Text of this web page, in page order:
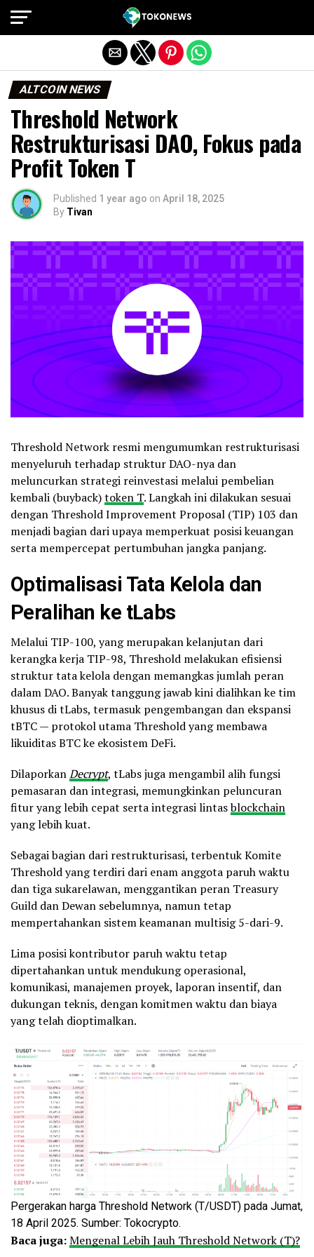
ALTCOIN NEWS
Threshold Network
Restrukturisasi DAO, Fokus pada
Profit Token T
Published 1 year ago on April 18, 2025
By Tivan
Threshold Network resmi mengumumkan restrukturisasi
menyeluruh terhadap struktur DAO-nya dan
meluncurkan strategi reinvestasi melalui pembelian
kembali (buyback)token T. Langkah ini dilakukan sesuai
dengan Threshold Improvement Proposal (TIP) 103 dan
menjadi bagian dari upaya memperkuat posisi keuangan
serta mempercepat pertumbuhan jangka panjang.
Optimalisasi Tata Kelola dan
Peralihan ke tLabs
Melalui TIP-100, yang merupakan kelanjutan dari
kerangka kerja TIP-98, Threshold melakukan efisiensi
struktur tata kelola dengan memangkas jumlah peran
dalam DAO. Banyak tanggung jawab kini dialihkan ke tim
khusus di tLabs, termasuk pengembangan dan ekspansi
tBTC — protokol utama Threshold yang membawa
likuiditas BTC ke ekosistem DeFi.
DilaporkanDecrypt, tLabs juga mengambil alih fungsi
pemasaran dan integrasi, memungkinkan peluncuran
fitur yang lebih cepat serta integrasi lintasblockchain
yang lebih kuat.
Sebagai bagian dari restrukturisasi, terbentuk Komite
Threshold yang terdiri dari enam anggota paruh waktu
dan tiga sukarelawan, menggantikan peran Treasury
Guild dan Dewan sebelumnya, namun tetap
mempertahankan sistem keamanan multisig 5-dari-9.
Lima posisi kontributor paruh waktu tetap
dipertahankan untuk mendukung operasional,
komunikasi, manajemen proyek, laporan insentif, dan
dukungan teknis, dengan komitmen waktu dan biaya
yang telah dioptimalkan.
Pergerakan harga Threshold Network (T/USDT) pada Jumat,
18 April 2025. Sumber: Tokocrypto.
Baca juga:Mengenal Lebih Jauh Threshold Network (T)?
Exit mobile version